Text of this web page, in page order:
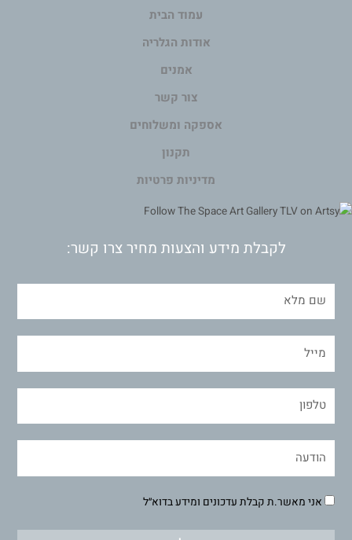
עמוד הבית
אודות הגלריה
אמנים
צור קשר
אספקה ומשלוחים
תקנון
מדיניות פרטיות
לקבלת מידע והצעות מחיר צרו קשר:
אני מאשר.ת קבלת עדכונים ומידע בדוא״ל